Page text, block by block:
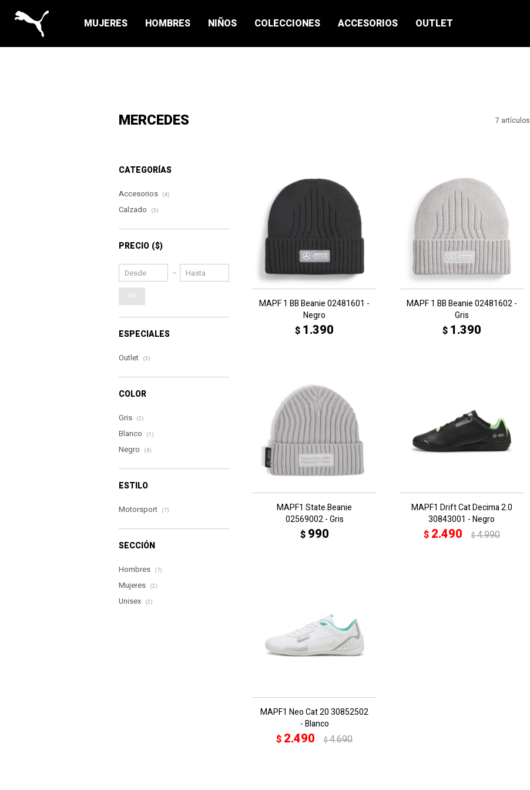
MUJERES HOMBRES NIÑOS COLECCIONES ACCESORIOS OUTLET
MERCEDES 7 artículos
MAPF 1 BB Beanie 02481601 -
Negro
$ 1.390
MAPF 1 BB Beanie 02481602 -
Gris
$ 1.390
MAPF1 State.Beanie
02569002 - Gris
$ 990
MAPF1 Drift Cat Decima 2.0
30843001 - Negro
$ 2.490 $4.990
MAPF1 Neo Cat 20 30852502
- Blanco
$ 2.490 $4.690
CATEGORÍAS
Accesorios (4)
Calzado (3)
PRECIO ($)
OK
ESPECIALES
Outlet (3)
COLOR
Gris (2)
Blanco (1)
Negro (4)
ESTILO
Motorsport (7)
SECCIÓN
Hombres (7)
Mujeres (2)
Unisex (2)